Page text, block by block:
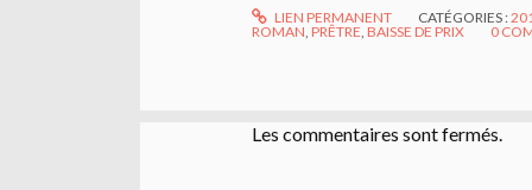
LIEN PERMANENT CATÉGORIES :
ROMAN, PRÊTRE, BAISSE DE PRIX 0
Les commentaires sont fermés.